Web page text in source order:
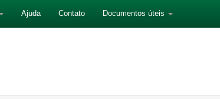
Ajuda Contato Documentos úteis